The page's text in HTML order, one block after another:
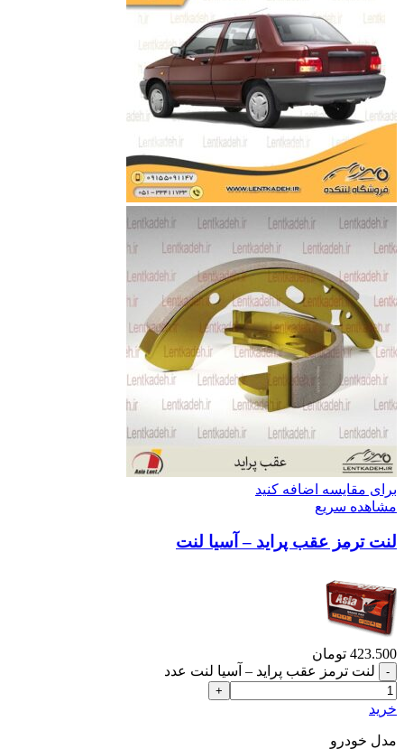
برای مقایسه اضافه کنید
مشاهده سریع
لنت ترمز عقب پراید – آسیا لنت
423.500 تومان
لنت ترمز عقب پراید – آسیا لنت عدد
خرید
مدل خودرو